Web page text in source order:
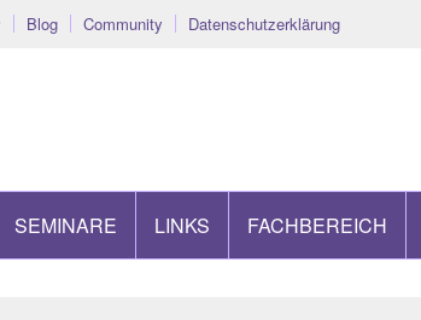
Blog Community Datenschutzerklärung
SEMINARE LINKS FACHBEREICH